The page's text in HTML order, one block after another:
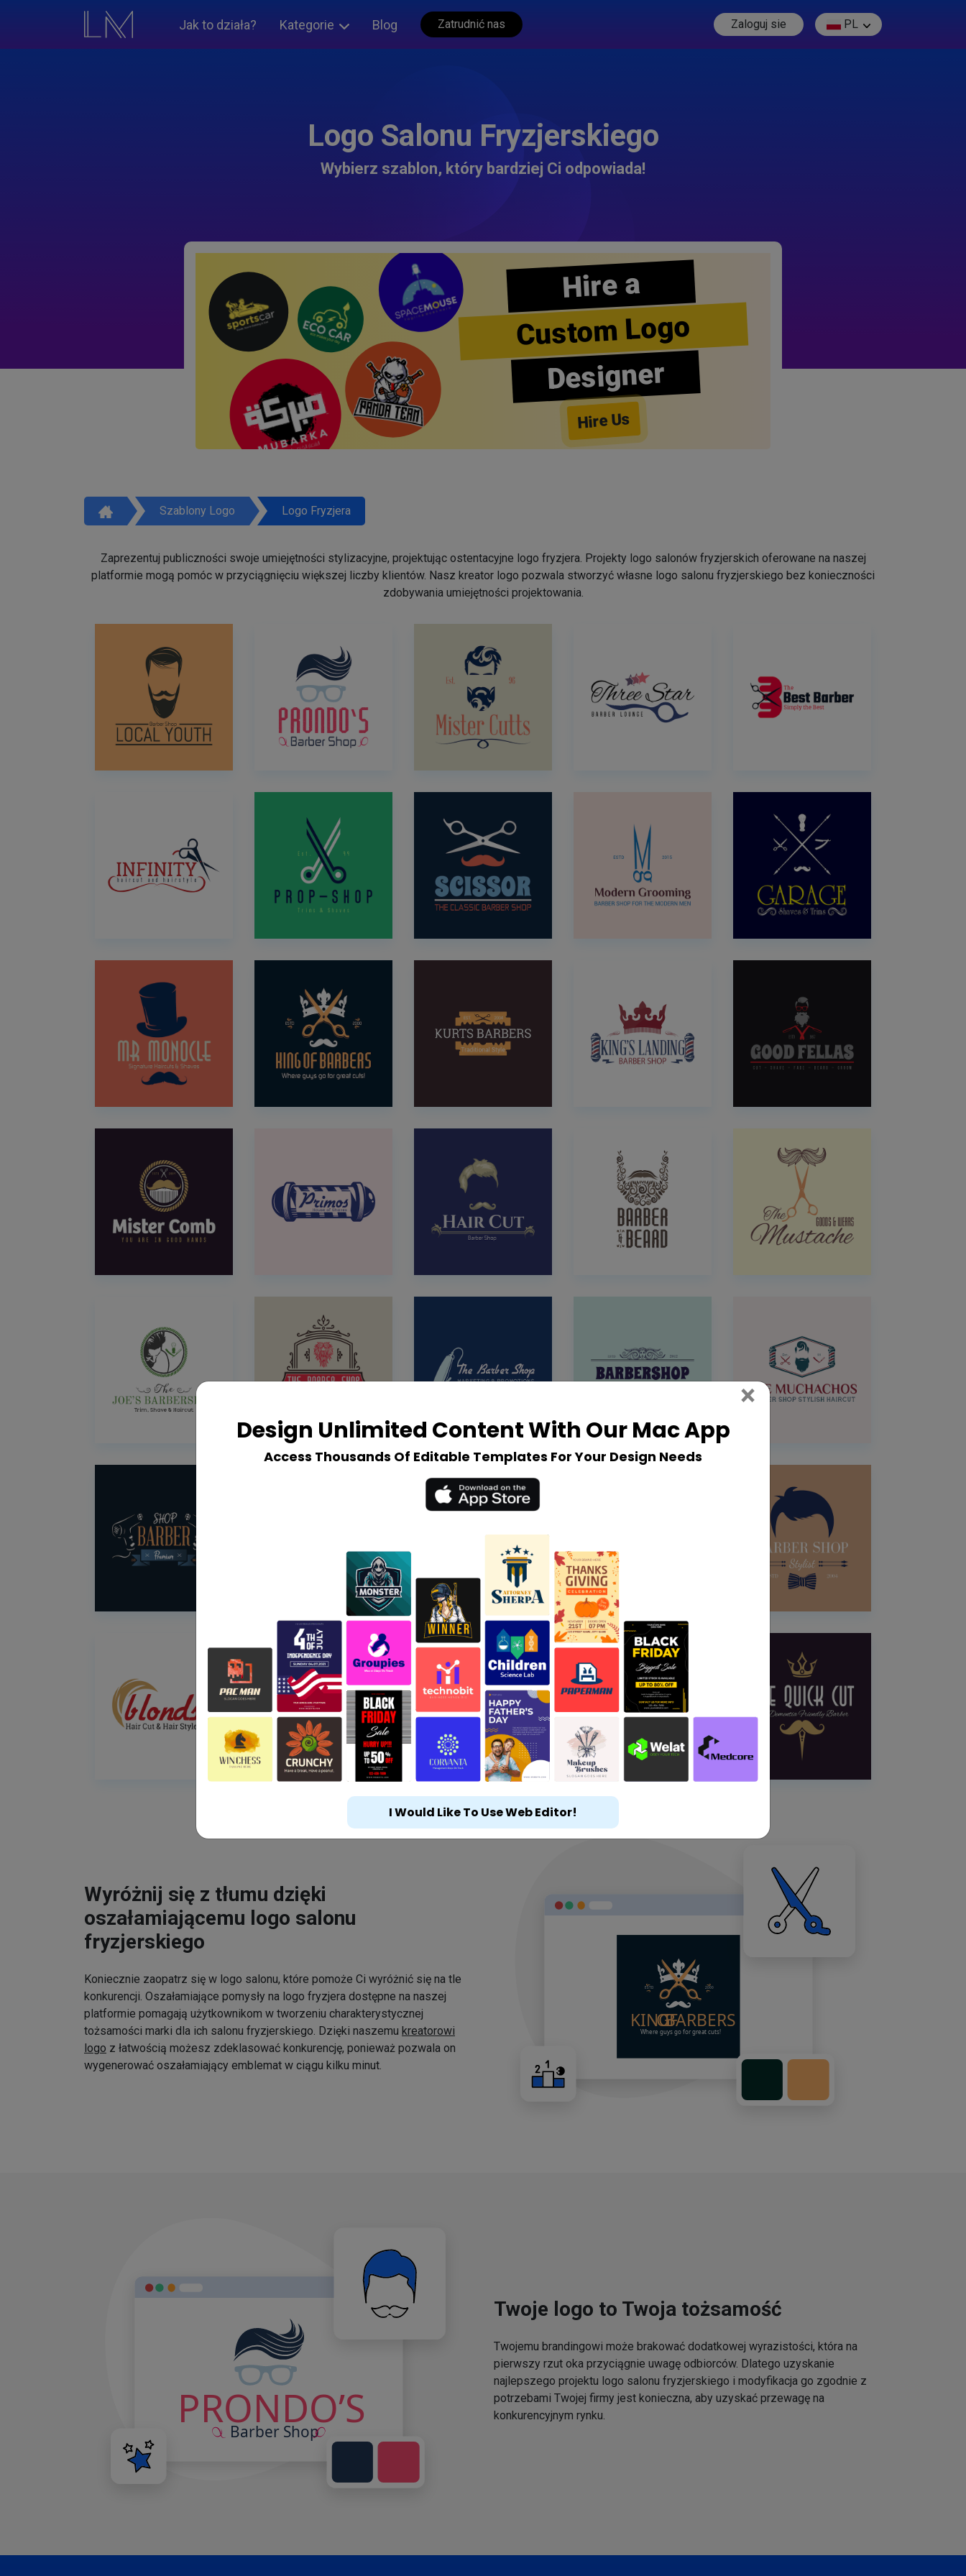
Jak to działa? Kategorie Blog Zatrudnić nas Zaloguj sie PL
Logo Salonu Fryzjerskiego
Wybierz szablon, który bardziej Ci odpowiada!
Hire a
Custom Logo
Designer
Hire Us
Szablony Logo Logo Fryzjera
Zaprezentuj publiczności swoje umiejętności stylizacyjne, projektując ostentacyjne logo fryzjera. Projekty logo salonów fryzjerskich oferowane na naszej
platformie mogą pomóc w przyciągnięciu większej liczby klientów. Nasz kreator logo pozwala stworzyć własne logo salonu fryzjerskiego bez konieczności
zdobywania umiejętności projektowania.
Wyróżnij się z tłumu dzięki
oszałamiającemu logo salonu
fryzjerskiego
Koniecznie zaopatrz się w logo salonu, które pomoże Ci wyróżnić się na tle
konkurencji. Oszałamiające pomysły na logo fryzjera dostępne na naszej
platformie pomagają użytkownikom w tworzeniu charakterystycznej
tożsamości marki dla ich salonu fryzjerskiego. Dzięki naszemu kreatorowi
logo z łatwością możesz zdeklasować konkurencję, ponieważ pozwala on
wygenerować oszałamiający emblemat w ciągu kilku minut.
Twoje logo to Twoja tożsamość
Twojemu brandingowi może brakować dodatkowej wyrazistości, która na
pierwszy rzut oka przyciągnie uwagę odbiorców. Dlatego uzyskanie
najlepszego projektu logo salonu fryzjerskiego i modyfikacja go zgodnie z
potrzebami Twojej firmy jest konieczna, aby uzyskać przewagę na
konkurencyjnym rynku.
Design Unlimited Content With Our Mac App
Access Thousands Of Editable Templates For Your Design Needs
× Close
I Would Like To Use Web Editor!